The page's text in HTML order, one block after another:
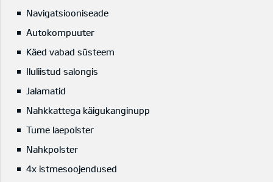
Navigatsiooniseade
Autokompuuter
Käed vabad süsteem
Iluliistud salongis
Jalamatid
Nahkkattega käigukanginupp
Tume laepolster
Nahkpolster
4x istmesoojendused